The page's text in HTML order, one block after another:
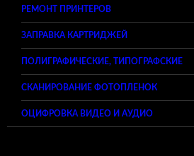
РЕМОНТ ПРИНТЕРОВ
ЗАПРАВКА КАРТРИДЖЕЙ
ПОЛИГРАФИЧЕСКИЕ, ТИПОГРАФСКИЕ
СКАНИРОВАНИЕ ФОТОПЛЕНОК
ОЦИФРОВКА ВИДЕО И АУДИО